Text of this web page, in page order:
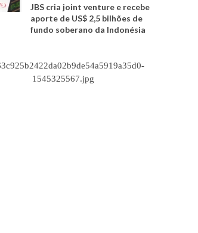
JBS cria joint venture e recebe
aporte de US$ 2,5 bilhões de
fundo soberano da Indonésia